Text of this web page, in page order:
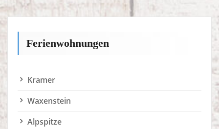
Zugspitze
Kontakt
Ferienwohnungen “Zum Wias”